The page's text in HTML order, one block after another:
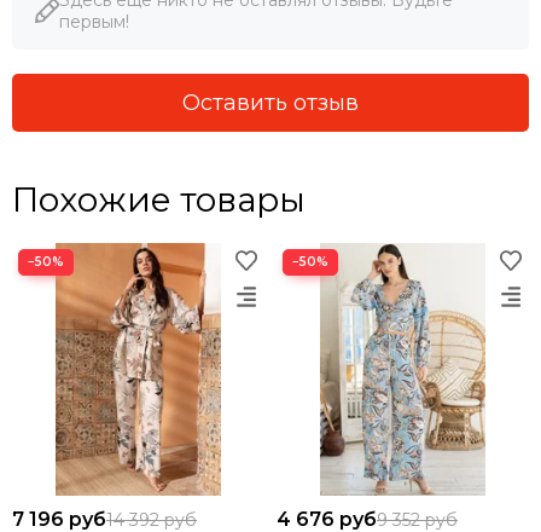
первым!
Оставить отзыв
Похожие товары
−50%
7 196 руб14 392 руб
−50%
4 676 руб9 352 руб